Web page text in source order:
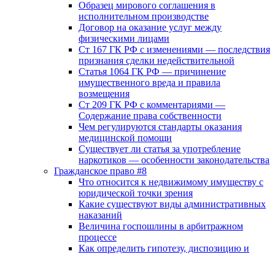
Образец мирового соглашения в
исполнительном производстве
Договор на оказание услуг между
физическими лицами
Ст 167 ГК РФ с изменениями — последствия
признания сделки недействительной
Статья 1064 ГК РФ — причинение
имущественного вреда и правила
возмещения
Ст 209 ГК РФ с комментариями —
Содержание права собственности
Чем регулируются стандарты оказания
медицинской помощи
Существует ли статья за употребление
наркотиков — особенности законодательства
Гражданское право #8
Что относится к недвижимому имуществу с
юридической точки зрения
Какие существуют виды административных
наказаний
Величина госпошлины в арбитражном
процессе
Как определить гипотезу, диспозицию и